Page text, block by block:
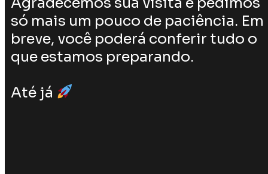
só mais um pouco de paciência. Em
breve, você poderá conferir tudo o
que estamos preparando.
Até já